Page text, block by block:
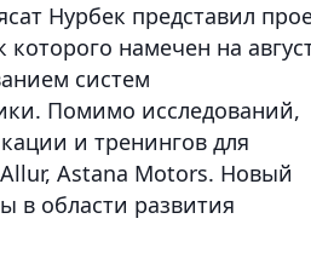
Нурбек представил
намечен на
систем
Помимо исследований,
и тренингов для
Astana Motors. Новый
в области развития